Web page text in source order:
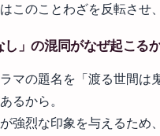
このことわざを反転させ
し」の混同がなぜ起こる
マの題名を「渡る世間は
るから。
強烈な印象を与えるため